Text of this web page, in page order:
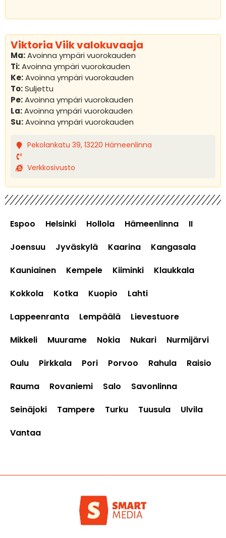
Viktoria Viik valokuvaaja
Ma:Avoinna ympäri vuorokauden
Ti:Avoinna ympäri vuorokauden
Ke:Avoinna ympäri vuorokauden
To:Suljettu
Pe:Avoinna ympäri vuorokauden
La:Avoinna ympäri vuorokauden
Su:Avoinna ympäri vuorokauden
Pekolankatu 39, 13220 Hämeenlinna
Verkkosivusto
Espoo Helsinki Hollola Hämeenlinna
II
Joensuu
Jyväskylä Kaarina
Kangasala
Kauniainen
Kempele Kiiminki
Klaukkala
Kokkola
Kotka Kuopio
Lahti
Lappeenranta
Lempäälä
Lievestuore
Mikkeli
Muurame Nokia Nukari
Nurmijärvi
Oulu
Pirkkala Pori Porvoo Rahula
Raisio
Rauma
Rovaniemi Salo
Savonlinna
Seinäjoki
Tampere Turku Tuusula
Ulvila
Vantaa